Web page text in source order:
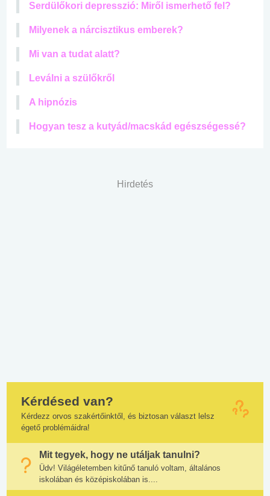
Serdülőkori depresszió: Miről ismerhető fel?
Milyenek a nárcisztikus emberek?
Mi van a tudat alatt?
Leválni a szülőkről
A hipnózis
Hogyan tesz a kutyád/macskád egészségessé?
Hirdetés
Kérdésed van?
Kérdezz orvos szakértőinktől, és biztosan választ lelsz
égető problémáidra!
Mit tegyek, hogy ne utáljak tanulni?
Üdv! Világéletemben kitűnő tanuló voltam, általános
iskolában és középiskolában is....